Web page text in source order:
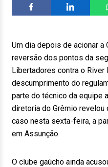
Um dia depois de acionar a
reversão dos pontos da
Libertadores contra o River
descumprimento do
parte do técnico da equipe
diretoria do Grêmio revelou
caso nesta sexta-feira, a
em Assunção.
O clube gaúcho ainda